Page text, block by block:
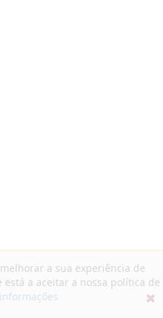
a sua experiência de
a aceitar a nossa política de
✖